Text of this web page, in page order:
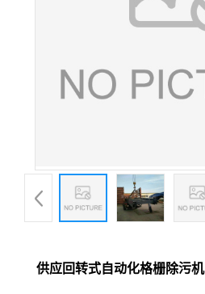
供应回转式自动化格栅除污机